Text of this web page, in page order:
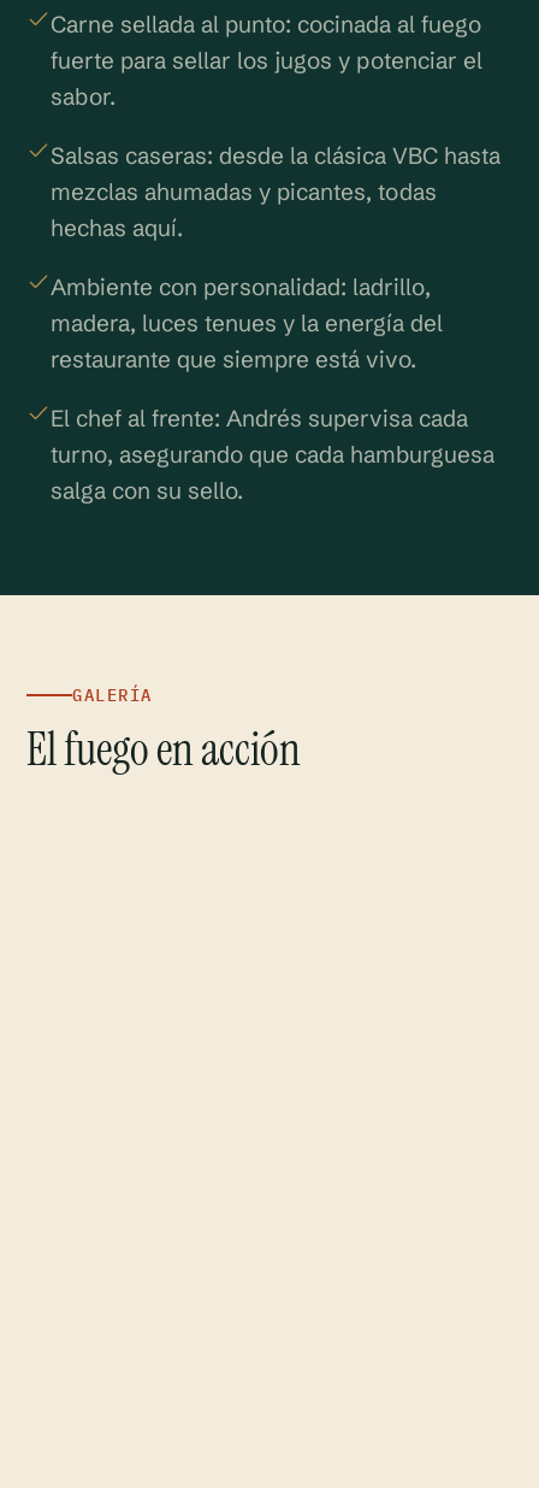
Carne sellada al punto: cocinada al fuego
fuerte para sellar los jugos y potenciar el
sabor.
Salsas caseras: desde la clásica VBC hasta
mezclas ahumadas y picantes, todas
hechas aquí.
Ambiente con personalidad: ladrillo,
madera, luces tenues y la energía del
restaurante que siempre está vivo.
El chef al frente: Andrés supervisa cada
turno, asegurando que cada hamburguesa
salga con su sello.
GALERÍA
El fuego en acción